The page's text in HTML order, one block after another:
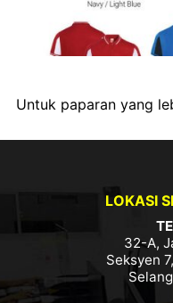
Untuk paparan yang
LOKASI
32-A,
Seksyen